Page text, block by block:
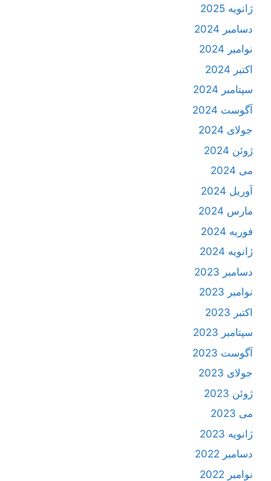
ژانویه 2025
دسامبر 2024
نوامبر 2024
اکتبر 2024
سپتامبر 2024
آگوست 2024
جولای 2024
ژوئن 2024
می 2024
آوریل 2024
مارس 2024
فوریه 2024
ژانویه 2024
دسامبر 2023
نوامبر 2023
اکتبر 2023
سپتامبر 2023
آگوست 2023
جولای 2023
ژوئن 2023
می 2023
ژانویه 2023
دسامبر 2022
نوامبر 2022